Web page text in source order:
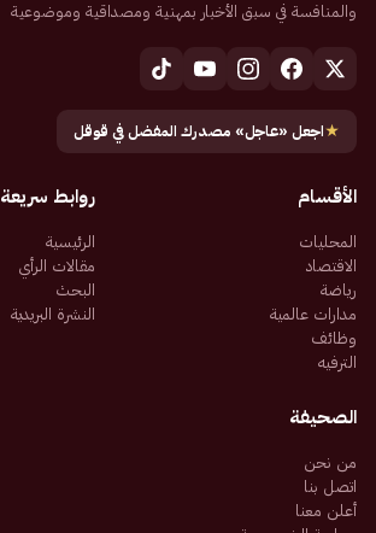
والمنافسة في سبق الأخبار بمهنية ومصداقية وموضوعية
★اجعل «عاجل» مصدرك المفضل في قوقل
الأقسام
المحليات
الاقتصاد
رياضة
مدارات عالمية
وظائف
الترفيه
روابط سريعة
الرئيسية
مقالات الرأي
البحث
النشرة البريدية
الصحيفة
من نحن
اتصل بنا
أعلن معنا